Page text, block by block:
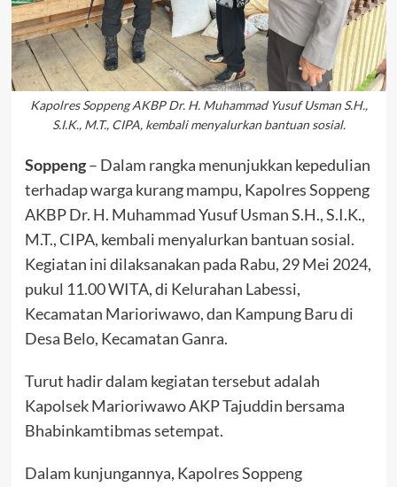
Kapolres Soppeng AKBP Dr. H. Muhammad Yusuf Usman S.H.,
S.I.K., M.T., CIPA, kembali menyalurkan bantuan sosial.
Soppeng– Dalam rangka menunjukkan kepedulian
terhadap warga kurang mampu, Kapolres Soppeng
AKBP Dr. H. Muhammad Yusuf Usman S.H., S.I.K.,
M.T., CIPA, kembali menyalurkan bantuan sosial.
Kegiatan ini dilaksanakan pada Rabu, 29 Mei 2024,
pukul 11.00 WITA, di Kelurahan Labessi,
Kecamatan Marioriwawo, dan Kampung Baru di
Desa Belo, Kecamatan Ganra.
Turut hadir dalam kegiatan tersebut adalah
Kapolsek Marioriwawo AKP Tajuddin bersama
Bhabinkamtibmas setempat.
Dalam kunjungannya, Kapolres Soppeng